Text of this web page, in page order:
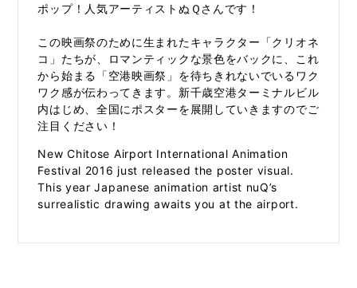
ポップ！人気アーティストぬＱさんです！
この映画祭のために生まれたキャラクター「クリオネ
コ」たちが、ロマンティックな景色をバックに、これ
から始まる「空港映画祭」を待ちきれないでいるワク
ワク感が伝わってきます。新千歳空港ターミナルビル
内はじめ、全国にポスターを展開していきますのでご
注目ください！
New Chitose Airport International Animation
Festival 2016 just released the poster visual.
This year Japanese animation artist nuQ’s
surrealistic drawing awaits you at the airport.